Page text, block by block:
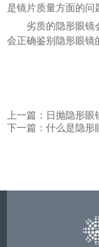
是镜片质量方面的问
劣质的隐形眼镜
会正确鉴别隐形眼镜
上一篇：日抛隐形眼
下一篇：什么是隐形